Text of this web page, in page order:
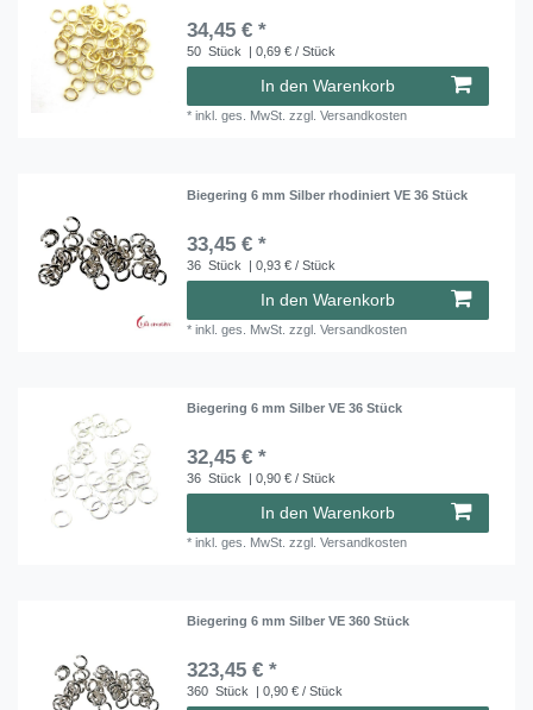
34,45 € *
50 Stück | 0,69 € / Stück
In den Warenkorb
*inkl. ges. MwSt. zzgl.Versandkosten
Biegering 6 mm Silber rhodiniert VE 36 Stück
33,45 € *
36 Stück | 0,93 € / Stück
In den Warenkorb
*inkl. ges. MwSt. zzgl.Versandkosten
Biegering 6 mm Silber VE 36 Stück
32,45 € *
36 Stück | 0,90 € / Stück
In den Warenkorb
*inkl. ges. MwSt. zzgl.Versandkosten
Biegering 6 mm Silber VE 360 Stück
323,45 € *
360 Stück | 0,90 € / Stück